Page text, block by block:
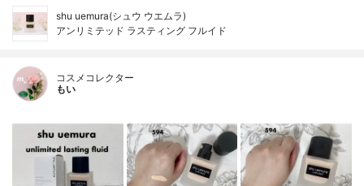
shu uemura(シュウ ウエムラ)
アンリミテッド ラスティング フルイド
コスメコレクター
もい